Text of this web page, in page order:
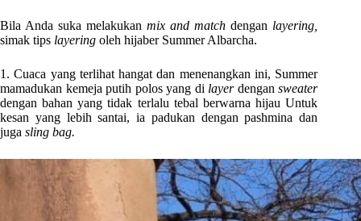
Bila Anda suka melakukanmix and matchdengan layering,
simak tips layering oleh hijaber Summer Albarcha.
1. Cuaca yang terlihat hangat dan menenangkan ini, Summer
mamadukan kemeja putih polos yang di layer dengansweater
dengan bahan yang tidak terlalu tebal berwarna hijau Untuk
kesan yang lebih santai, ia padukan dengan pashmina dan
juga sling bag.